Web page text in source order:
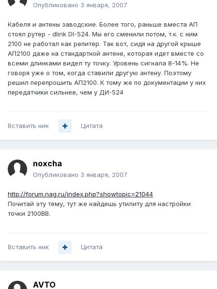
Опубликовано 3 января, 2007
Кабеля и антены заводские. Более того, раньше вместа АП
стоял рутер - dlink DI-524. Мы его сменили потом, т.к. с ним
2100 не работал как репитер. Так вот, сидя на другой крыше
АП2100 даже на стандартной антене, которая идет вместе со
всеми длинками видел ту точку. Уровень сигнала 8-14%. Не
говоря уже о том, когда ставили другую антену. Поэтому
решил перепрошить АП2100. К тому же по документации у них
передатчики сильнее, чем у ДИ-524
Вставить ник Цитата
noxcha
Опубликовано 3 января, 2007
http://forum.nag.ru/index.php?showtopic=21044
Почитай эту тему, тут же найдешь утилиту для настройки
точки 2100BB.
Вставить ник Цитата
AVTO